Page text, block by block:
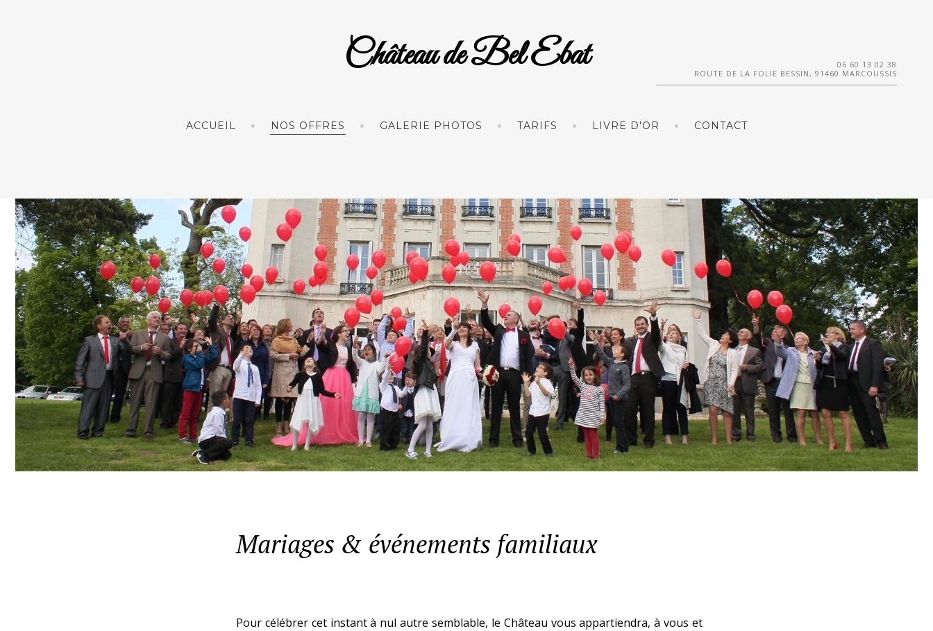
Château de Bel Ebat
06 60 13 02 38
ROUTE DE LA FOLIE BESSIN, 91460 MARCOUSSIS
ACCUEIL NOS OFFRES GALERIE PHOTOS TARIFS LIVRE D'OR CONTACT
Mariages & événements familiaux
Pour célébrer cet instant à nul autre semblable, le Château vous appartiendra, à vous et